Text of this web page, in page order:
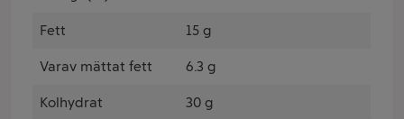
Fett 15 g
Varav mättat fett 6.3 g
Kolhydrat 30 g